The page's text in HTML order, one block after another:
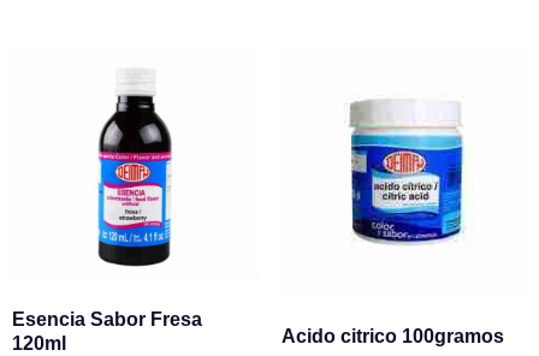
Esencia Sabor Fresa
120ml
Acido citrico 100gramos